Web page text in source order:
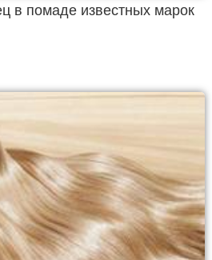
в помаде известных марок